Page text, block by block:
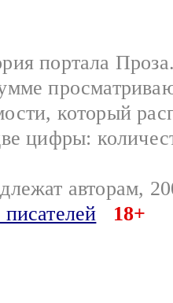
портала
который
цифры:
авторам,
18+